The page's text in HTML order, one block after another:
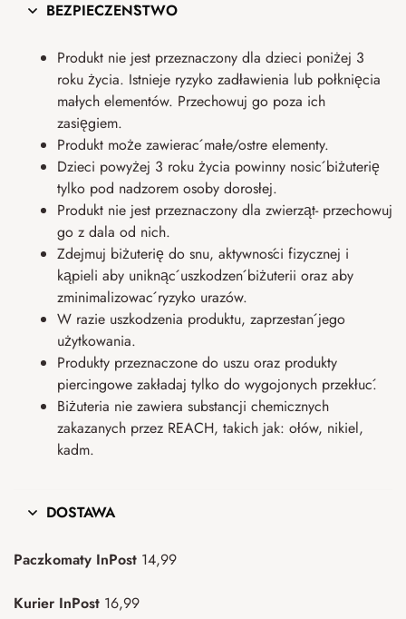
BEZPIECZEŃSTWO
Produkt nie jest przeznaczony dla dzieci poniżej 3
roku życia. Istnieje ryzyko zadławienia lub połknięcia
małych elementów. Przechowuj go poza ich
zasięgiem.
Produkt może zawierać małe/ostre elementy.
Dzieci powyżej 3 roku życia powinny nosić biżuterię
tylko pod nadzorem osoby dorosłej.
Produkt nie jest przeznaczony dla zwierząt- przechowuj
go z dala od nich.
Zdejmuj biżuterię do snu, aktywności fizycznej i
kąpieli aby uniknąć uszkodzeń biżuterii oraz aby
zminimalizować ryzyko urazów.
W razie uszkodzenia produktu, zaprzestań jego
użytkowania.
Produkty przeznaczone do uszu oraz produkty
piercingowe zakładaj tylko do wygojonych przekłuć.
Biżuteria nie zawiera substancji chemicznych
zakazanych przez REACH, takich jak: ołów, nikiel,
kadm.
DOSTAWA
Paczkomaty InPost 14,99
Kurier InPost 16,99